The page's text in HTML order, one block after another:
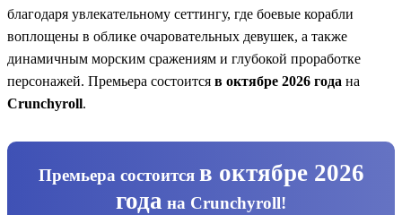
благодаря увлекательному сеттингу, где боевые корабли
воплощены в облике очаровательных девушек, а также
динамичным морским сражениям и глубокой проработке
персонажей. Премьера состоится в октябре 2026 года на
Crunchyroll.
Премьера состоится в октябре 2026
года на Crunchyroll!